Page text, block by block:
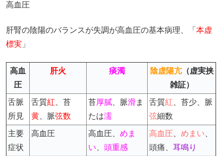
高血圧
肝腎の陰陽のバランスが失調が高血圧の基本病理、「 本虚
標実 」
高血
圧
肝火 痰濁 陰虚陽亢（虚実挟
雑証）
舌脈
所見
舌質紅 、苔
黄 、脈弦数
苔厚膩 、脈滑ま
たは濡
舌質紅 、苔少、脈
弦細数
主要
症状
高血圧 高血圧、 めま
い
頭重感
高血圧 めまい
頭痛、 耳鳴り